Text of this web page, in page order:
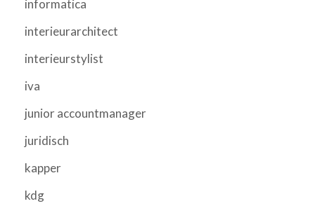
informatica
interieurarchitect
interieurstylist
iva
junior accountmanager
juridisch
kapper
kdg